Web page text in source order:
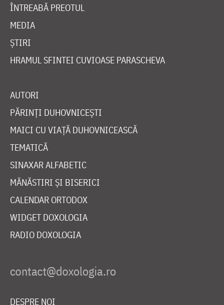
ÎNTREABĂ PREOTUL
MEDIA
ȘTIRI
HRAMUL SFINTEI CUVIOASE PARASCHEVA
AUTORI
PĂRINȚI DUHOVNICEȘTI
MAICI CU VIAȚĂ DUHOVNICEASCĂ
TEMATICĂ
SINAXAR ALFABETIC
MĂNĂSTIRI ȘI BISERICI
CALENDAR ORTODOX
WIDGET DOXOLOGIA
RADIO DOXOLOGIA
DESPRE NOI